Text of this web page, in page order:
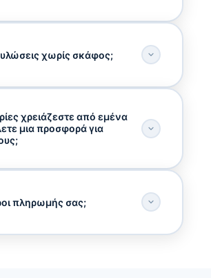
χωρίς σκάφος;
χρειάζεστε από εμένα
μια προσφορά για
πληρωμής σας;